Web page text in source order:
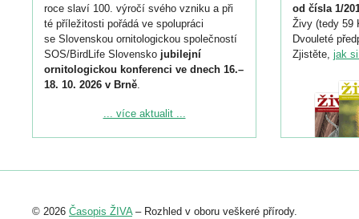
roce slaví 100. výročí svého vzniku a při
té příležitosti pořádá ve spolupráci
se Slovenskou ornitologickou společností
SOS/BirdLife Slovensko jubilejní
ornitologickou konferenci ve dnech 16.–
18. 10. 2026 v Brně.
Podrobnější informace ke konferenci
Registrovat se můžete do 6. září.
abstraktu přihlášené přednášky nebo
... více aktualit ...
od čísla 1/
Živy (tedy 59
Dvouleté
Zjistěte, jak
© 2026 Časopis ŽIVA– Rozhled v oboru veškeré přírody.